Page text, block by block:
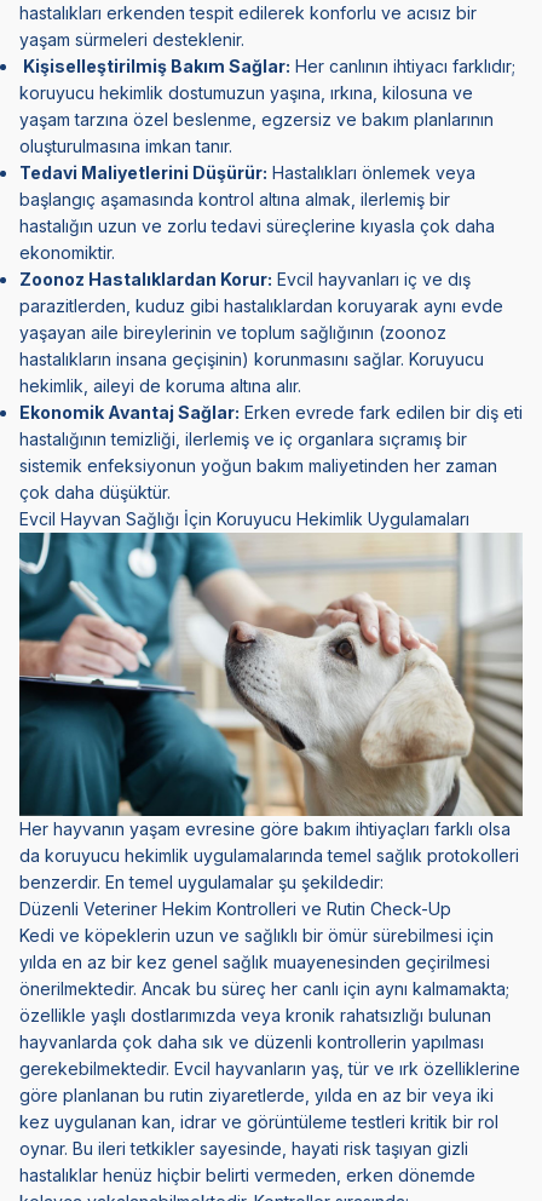
hastalıkları erkenden tespit edilerek konforlu ve acısız bir
yaşam sürmeleri desteklenir.
Kişiselleştirilmiş Bakım Sağlar: Her canlının ihtiyacı farklıdır;
koruyucu hekimlik dostumuzun yaşına, ırkına, kilosuna ve
yaşam tarzına özel beslenme, egzersiz ve bakım planlarının
oluşturulmasına imkan tanır.
Tedavi Maliyetlerini Düşürür: Hastalıkları önlemek veya
başlangıç aşamasında kontrol altına almak, ilerlemiş bir
hastalığın uzun ve zorlu tedavi süreçlerine kıyasla çok daha
ekonomiktir.
Zoonoz Hastalıklardan Korur: Evcil hayvanları iç ve dış
parazitlerden, kuduz gibi hastalıklardan koruyarak aynı evde
yaşayan aile bireylerinin ve toplum sağlığının (zoonoz
hastalıkların insana geçişinin) korunmasını sağlar. Koruyucu
hekimlik, aileyi de koruma altına alır.
Ekonomik Avantaj Sağlar: Erken evrede fark edilen bir diş eti
hastalığının temizliği, ilerlemiş ve iç organlara sıçramış bir
sistemik enfeksiyonun yoğun bakım maliyetinden her zaman
çok daha düşüktür.
Evcil Hayvan Sağlığı İçin Koruyucu Hekimlik Uygulamaları
Her hayvanın yaşam evresine göre bakım ihtiyaçları farklı olsa
da koruyucu hekimlik uygulamalarında temel sağlık protokolleri
benzerdir. En temel uygulamalar şu şekildedir:
Düzenli Veteriner Hekim Kontrolleri ve Rutin Check-Up
Kedi ve köpeklerin uzun ve sağlıklı bir ömür sürebilmesi için
yılda en az bir kez genel sağlık muayenesinden geçirilmesi
önerilmektedir. Ancak bu süreç her canlı için aynı kalmamakta;
özellikle yaşlı dostlarımızda veya kronik rahatsızlığı bulunan
hayvanlarda çok daha sık ve düzenli kontrollerin yapılması
gerekebilmektedir. Evcil hayvanların yaş, tür ve ırk özelliklerine
göre planlanan bu rutin ziyaretlerde, yılda en az bir veya iki
kez uygulanan kan, idrar ve görüntüleme testleri kritik bir rol
oynar. Bu ileri tetkikler sayesinde, hayati risk taşıyan gizli
hastalıklar henüz hiçbir belirti vermeden, erken dönemde